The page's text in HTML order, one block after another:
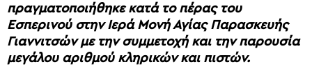
πραγματοποιήθηκε κατά το πέρας του
Εσπερινού στην Ιερά Μονή Αγίας Παρασκευής
Γιαννιτσών με την συμμετοχή και την παρουσία
μεγάλου αριθμού κληρικών και πιστών.